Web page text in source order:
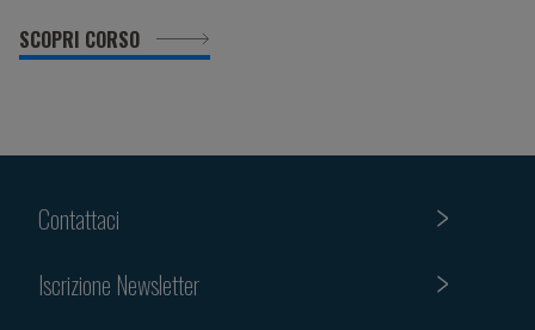
SCOPRI CORSO
Contattaci
Iscrizione Newsletter